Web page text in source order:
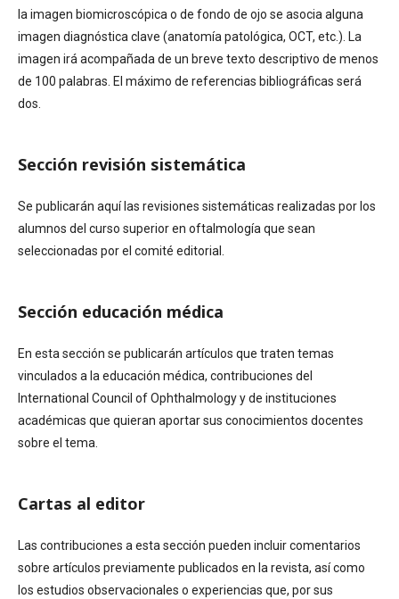
la imagen biomicroscópica o de fondo de ojo se asocia alguna
imagen diagnóstica clave (anatomía patológica, OCT, etc.). La
imagen irá acompañada de un breve texto descriptivo de menos
de 100 palabras. El máximo de referencias bibliográficas será
dos.
Sección revisión sistemática
Se publicarán aquí las revisiones sistemáticas realizadas por los
alumnos del curso superior en oftalmología que sean
seleccionadas por el comité editorial.
Sección educación médica
En esta sección se publicarán artículos que traten temas
vinculados a la educación médica, contribuciones del
International Council of Ophthalmology y de instituciones
académicas que quieran aportar sus conocimientos docentes
sobre el tema.
Cartas al editor
Las contribuciones a esta sección pueden incluir comentarios
sobre artículos previamente publicados en la revista, así como
los estudios observacionales o experiencias que, por sus